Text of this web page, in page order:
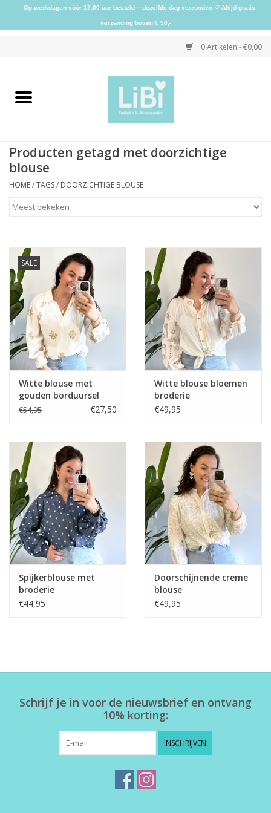
0 Artikelen - €0,00
Home
Kleding
Accessoires
Home deco
SALE
Herensokken
Producten getagd met doorzichtige
blouse
HOME/TAGS/ DOORZICHTIGE BLOUSE
SALE
Witte blouse met
gouden borduursel
€54,95 €27,50
Witte blouse bloemen
broderie
€49,95
Spijkerblouse met
broderie
€44,95
Doorschijnende creme
blouse
€49,95
Schrijf je in voor de nieuwsbrief en ontvang
10% korting:
INSCHRIJVEN
Op werkdagen vóór 17:00 uur besteld = dezelfde dag verzonden ♡ Altijd gratis
verzending boven € 50,-